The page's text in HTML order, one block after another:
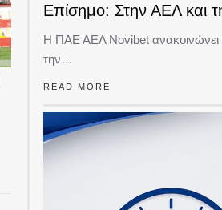
Επίσημο: Στην ΑΕΛ και
Η ΠΑΕ ΑΕΛ Novibet ανακοινώνει
την…
READ MORE